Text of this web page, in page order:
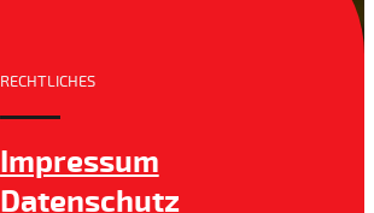
RECHTLICHES
Impressum
Datenschutz